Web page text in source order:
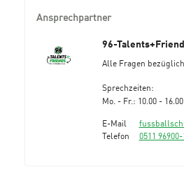
Ansprechpartner
96-
Alle Fragen
Sprechzeiten:
Mo. - Fr.: 10.00 -
E-Mail
Telefon
0511